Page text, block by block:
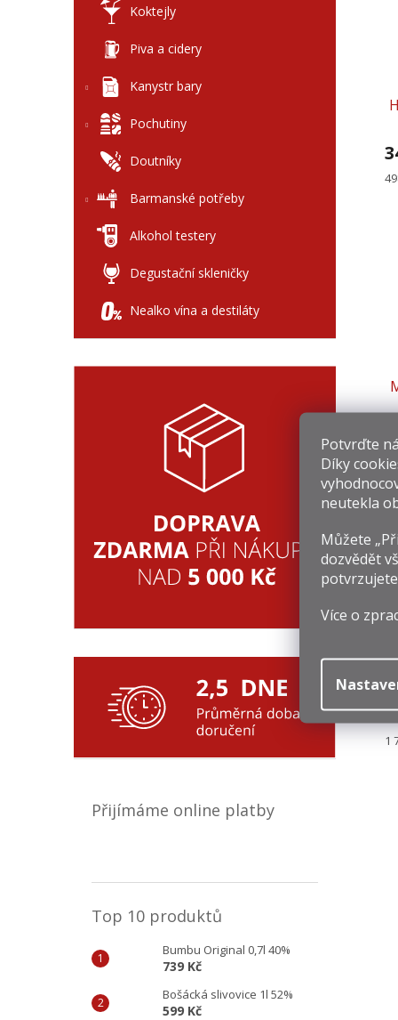
Potvrďte
Díky
neutekla
Můžete
dozvědět
Více o
Koktejly
Piva a cidery
Kanystr bary
Pochutiny
Doutníky
Barmanské potřeby
Alkohol testery
Degustační skleničky
Nealko vína a destiláty
Přijímáme online platby
Top 10 produktů
Bumbu Original 0,7l 40%
739 Kč
Bošácká slivovice 1l 52%
599 Kč
1
1
1